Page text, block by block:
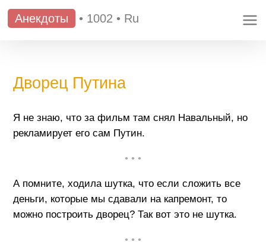
Анекдоты • 1002 • Ru
Дворец Путина
Я не знаю, что за фильм там снял Навальный, но
рекламирует его сам Путин.
• • •
А помните, ходила шутка, что если сложить все
деньги, которые мы сдавали на капремонт, то
можно построить дворец? Так вот это не шутка.